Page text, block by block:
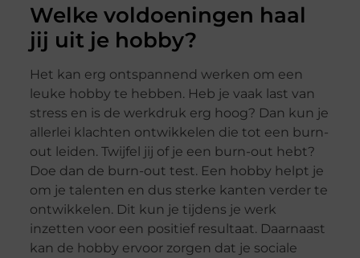
Welke voldoeningen haal
jij uit je hobby?
Het kan erg ontspannend werken om een
leuke hobby te hebben. Heb je vaak last van
stress en is de werkdruk erg hoog? Dan kun je
allerlei klachten ontwikkelen die tot een burn-
out leiden. Twijfel jij of je een burn-out hebt?
Doe dan de burn-out test. Een hobby helpt je
om je talenten en dus sterke kanten verder te
ontwikkelen. Dit kun je tijdens je werk
inzetten voor een positief resultaat. Daarnaast
kan de hobby ervoor zorgen dat je sociale